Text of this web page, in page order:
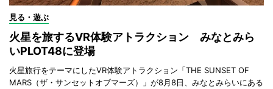
見る・遊ぶ
火星を旅するVR体験アトラクション みなとみら
いPLOT48に登場
火星旅行をテーマにしたVR体験アトラクション「THE SUNSET OF
MARS（ザ・サンセットオブマーズ）」が8月8日、みなとみらいにある